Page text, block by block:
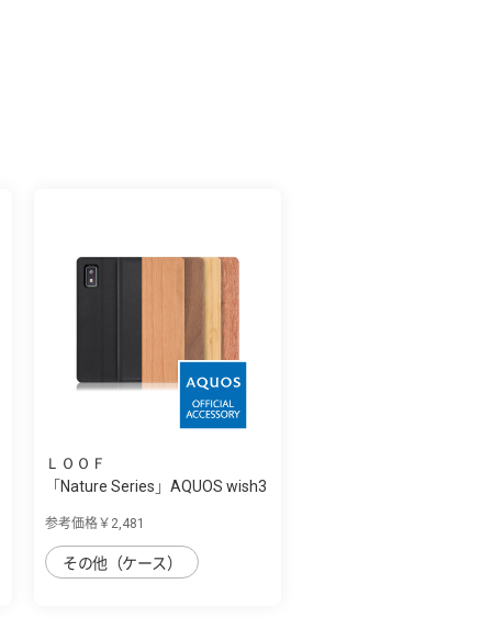
ＬＯＯＦ
「Nature Series」AQUOS wish3
参考価格￥2,481
その他（ケース）